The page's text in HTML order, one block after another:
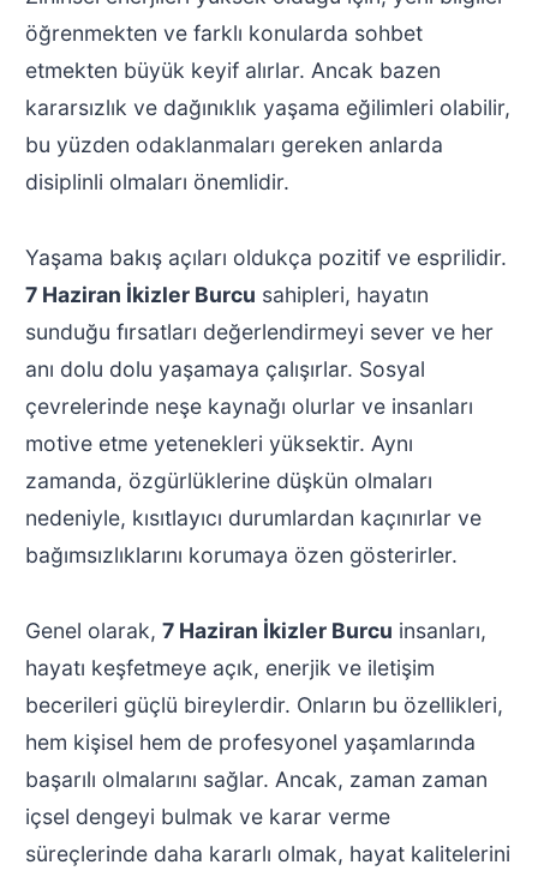
öğrenmekten ve farklı konularda sohbet
etmekten büyük keyif alırlar. Ancak bazen
kararsızlık ve dağınıklık yaşama eğilimleri olabilir,
bu yüzden odaklanmaları gereken anlarda
disiplinli olmaları önemlidir.
Yaşama bakış açıları oldukça pozitif ve esprilidir.
7 Haziran İkizler Burcu sahipleri, hayatın
sunduğu fırsatları değerlendirmeyi sever ve her
anı dolu dolu yaşamaya çalışırlar. Sosyal
çevrelerinde neşe kaynağı olurlar ve insanları
motive etme yetenekleri yüksektir. Aynı
zamanda, özgürlüklerine düşkün olmaları
nedeniyle, kısıtlayıcı durumlardan kaçınırlar ve
bağımsızlıklarını korumaya özen gösterirler.
Genel olarak, 7 Haziran İkizler Burcu insanları,
hayatı keşfetmeye açık, enerjik ve iletişim
becerileri güçlü bireylerdir. Onların bu özellikleri,
hem kişisel hem de profesyonel yaşamlarında
başarılı olmalarını sağlar. Ancak, zaman zaman
içsel dengeyi bulmak ve karar verme
süreçlerinde daha kararlı olmak, hayat kalitelerini